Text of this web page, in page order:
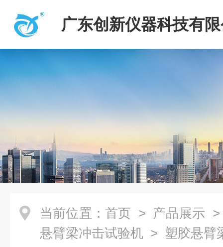
广东创新仪器科技有
当前位置： 首页 > 产品展示
悬臂梁冲击试验机 > 塑胶悬臂